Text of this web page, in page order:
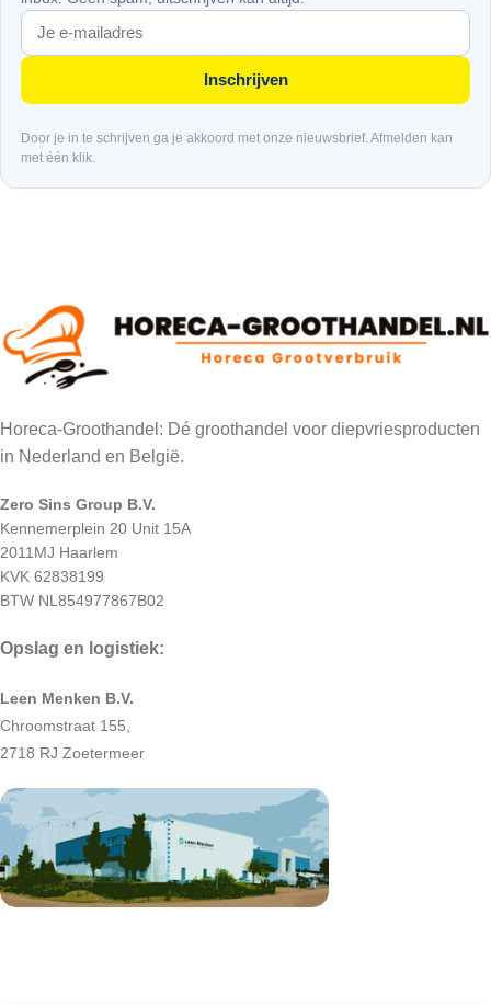
Inschrijven
Door je in te schrijven ga je akkoord met onze nieuwsbrief. Afmelden kan
met één klik.
Horeca-Groothandel: Dé groothandel voor diepvriesproducten
in Nederland en België.
Zero Sins Group B.V.
Kennemerplein 20 Unit 15A
2011MJ Haarlem
KVK 62838199
BTW NL854977867B02
Opslag en logistiek:
Leen Menken B.V.
Chroomstraat 155,
2718 RJ Zoetermeer